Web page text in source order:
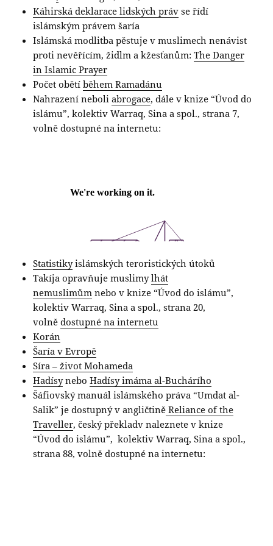
Káhirská deklarace lidských práv se řídí
islámským právem šaría
Islámská modlitba pěstuje v muslimech nenávist
proti nevěřícím, židlm a kžesťanům:The Danger
in Islamic Prayer
Počet obětíběhem Ramadánu
Nahrazení neboliabrogace, dále v knize “Úvod do
islámu”, kolektiv Warraq, Sina a spol., strana 7,
volně dostupné na internetu:
Statistikyislámských teroristických útoků
Takíja opravňuje muslimylhát
nemuslimům nebo v knize “Úvod do islámu”,
kolektiv Warraq, Sina a spol., strana 20,
volnědostupné na internetu
Korán
Šaría v Evropě
Síra – život Mohameda
HadísyneboHadísy imáma al-Buchárího
Šáfiovský manuál islámského práva “Umdat al-
Salik” je dostupný v angličtině Reliance of the
Traveller, český překladv naleznete v knize
“Úvod do islámu”, kolektiv Warraq, Sina a spol.,
strana 88, volně dostupné na internetu: